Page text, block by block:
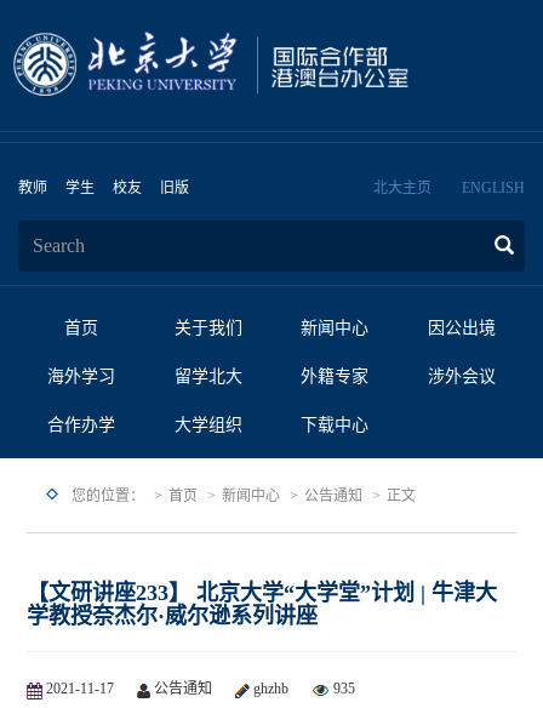
教师 学生 校友 旧版 北大主页 ENGLISH
首页 关于我们 新闻中心 因公出境
海外学习 留学北大 外籍专家 涉外会议
合作办学 大学组织 下载中心
您的位置： 首页 新闻中心 公告通知 正文
【文研讲座233】 北京大学“大学堂”计划 | 牛津大
学教授奈杰尔·威尔逊系列讲座
2021-11-17 公告通知 ghzhb 935